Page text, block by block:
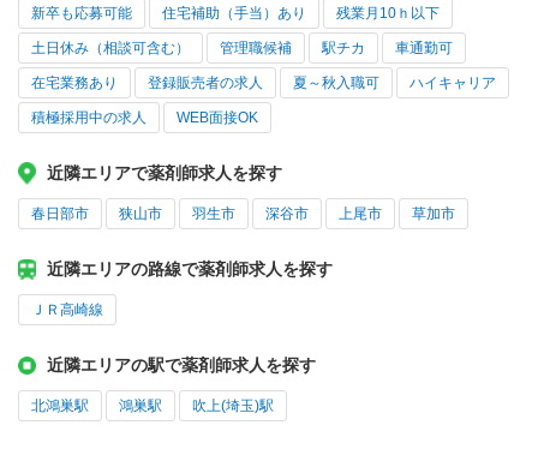
新卒も応募可能 住宅補助（手当）あり 残業月10ｈ以下
土日休み（相談可含む） 管理職候補 駅チカ 車通勤可
在宅業務あり 登録販売者の求人 夏～秋入職可 ハイキャリア
積極採用中の求人 WEB面接OK
近隣エリアで薬剤師求人を探す
春日部市 狭山市 羽生市 深谷市 上尾市 草加市
近隣エリアの路線で薬剤師求人を探す
ＪＲ高崎線
近隣エリアの駅で薬剤師求人を探す
北鴻巣駅 鴻巣駅 吹上(埼玉)駅